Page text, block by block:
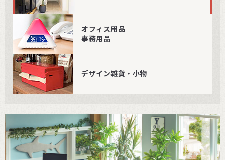
オフィス用品
事務用品
デザイン雑貨・小物